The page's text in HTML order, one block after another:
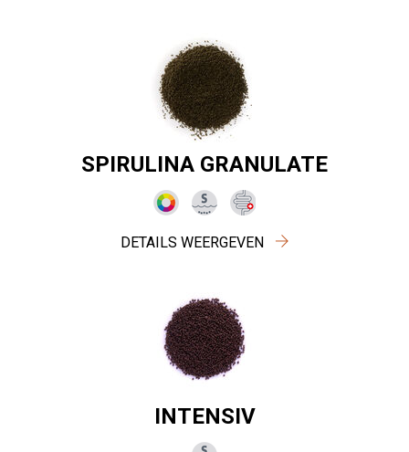
SPIRULINA GRANULATE
DETAILS WEERGEVEN
INTENSIV